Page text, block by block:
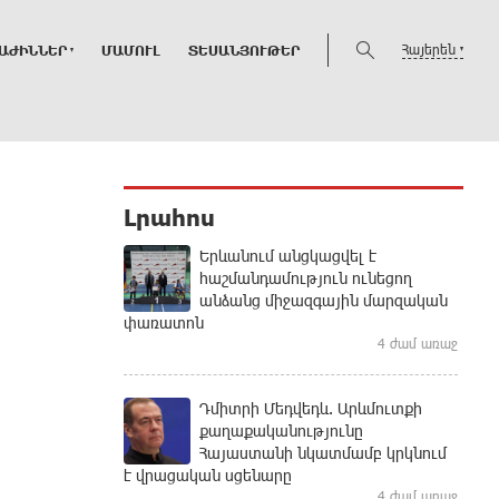
ՄԱՄՈՒԼ ՏԵՍԱՆՅՈՒԹԵՐ Հայերեն
Լրահոս
Երևանում անցկացվել է
հաշմանդամություն ունեցող
անձանց միջազգային մարզական
փառատոն
4 ժամ առաջ
Դմիտրի Մեդվեդև. Արևմուտքի
քաղաքականությունը
Հայաստանի նկատմամբ կրկնում
է վրացական սցենարը
4 ժամ առաջ